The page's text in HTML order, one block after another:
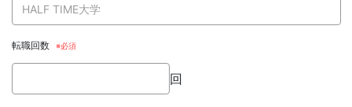
転職回数
回